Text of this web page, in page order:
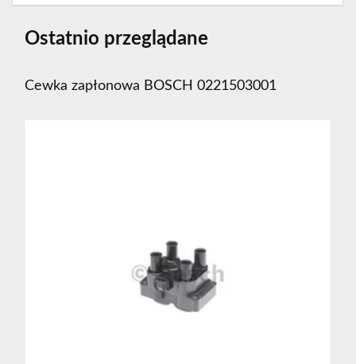
Ostatnio przeglądane
Cewka zapłonowa BOSCH 0221503001